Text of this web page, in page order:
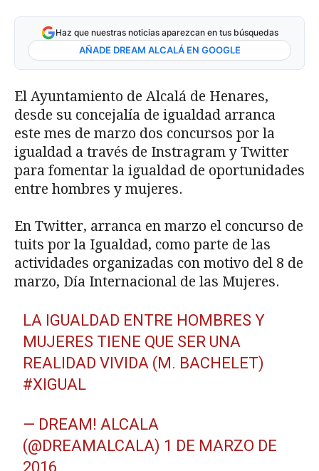
Haz que nuestras noticias aparezcan en tus búsquedas
AÑADE DREAM ALCALÁ EN GOOGLE
El Ayuntamiento de Alcalá de Henares,
desde su concejalía de igualdad arranca
este mes de marzo dos concursos por la
igualdad a través de Instragram y Twitter
para fomentar la igualdad de oportunidades
entre hombres y mujeres.
En Twitter, arranca en marzo el concurso de
tuits por la Igualdad, como parte de las
actividades organizadas con motivo del 8 de
marzo, Día Internacional de las Mujeres.
LA IGUALDAD ENTRE HOMBRES Y
MUJERES TIENE QUE SER UNA
REALIDAD VIVIDA (M. BACHELET)
#XIGUAL
— DREAM! ALCALA
(@DREAMALCALA) 1 DE MARZO DE
2016